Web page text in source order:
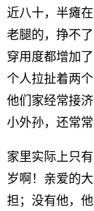
近八十，半瘫
老腿的，挣不
穿用度都增加
个人拉扯着两
他们家经常接
小外孙，还常
家里实际上只
岁啊！亲爱的
担；没有他，